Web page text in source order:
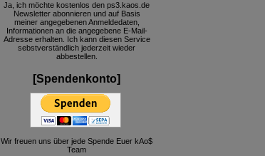
Ja, ich möchte kostenlos den ps3.kaos.de
Newsletter abonnieren und auf Basis
meiner angegebenen Anmeldedaten,
Informationen an die angegebene E-Mail-
Adresse erhalten. Ich kann diesen Service
sebstverständlich jederzeit wieder
abbestellen.
[Spendenkonto]
Wir freuen uns über jede Spende Euer kAo$
Team